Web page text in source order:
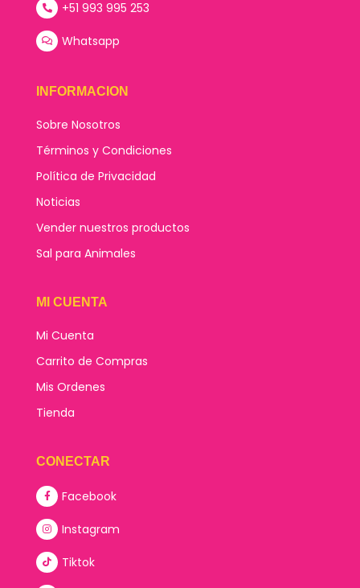
+51 993 995 253
Whatsapp
INFORMACION
Sobre Nosotros
Términos y Condiciones
Política de Privacidad
Noticias
Vender nuestros productos
Sal para Animales
MI CUENTA
Mi Cuenta
Carrito de Compras
Mis Ordenes
Tienda
CONECTAR
Facebook
Instagram
Tiktok